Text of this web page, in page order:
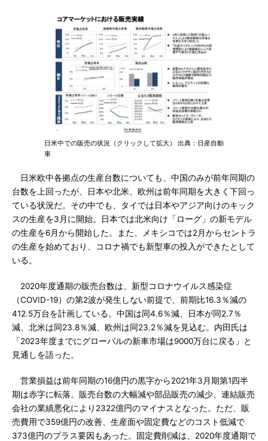
日米中での販売の状況（クリックして拡大） 出典：日産自動
車
日米欧中各拠点の生産台数についても、中国のみが前年同期の
台数を上回ったが、日本や北米、欧州は前年同期を大きく下回っ
ている状況だ。その中でも、タイでは日本やアジア向けのキック
スの生産を3月に開始。日本では北米向け「ローグ」の新モデル
の生産を6月から開始した。また、メキシコでは2月からセントラ
の生産を始めており、コロナ禍でも新型車の投入ができたとして
いる。
2020年度通期の販売台数は、新型コロナウイルス感染症
（COVID-19）の第2波が発生しない前提で、前期比16.3％減の
412.5万台を計画している。中国は同4.6％減、日本が同2.7％
減、北米は同23.8％減、欧州は同23.2％減を見込む。内田氏は
「2023年度までにグローバルの新車市場は9000万台に戻る」と
見通しを語った。
営業損益は前年同期の16億円の黒字から2021年3月期第1四半
期は赤字に転落。販売台数の大幅減や部品販売の減少、連結販売
会社の業績悪化により2322億円のマイナスとなった。ただ、販
売費用で359億円の改善、生産面や固定費などのコスト低減で
373億円のプラス要因もあった。固定費削減は、2020年度通期で